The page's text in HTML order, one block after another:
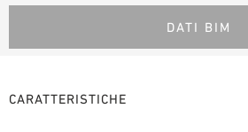
DATI BIM
CARATTERISTICHE